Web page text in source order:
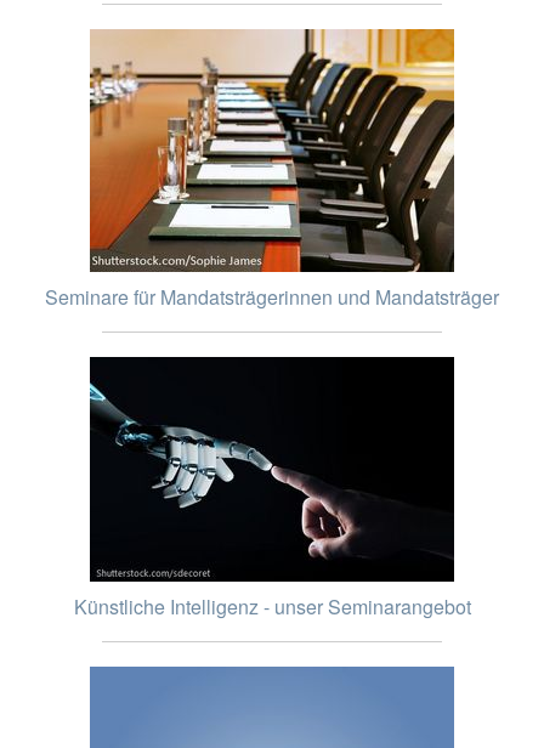
Seminare für Mandatsträgerinnen und Mandatsträger
Künstliche Intelligenz - unser Seminarangebot